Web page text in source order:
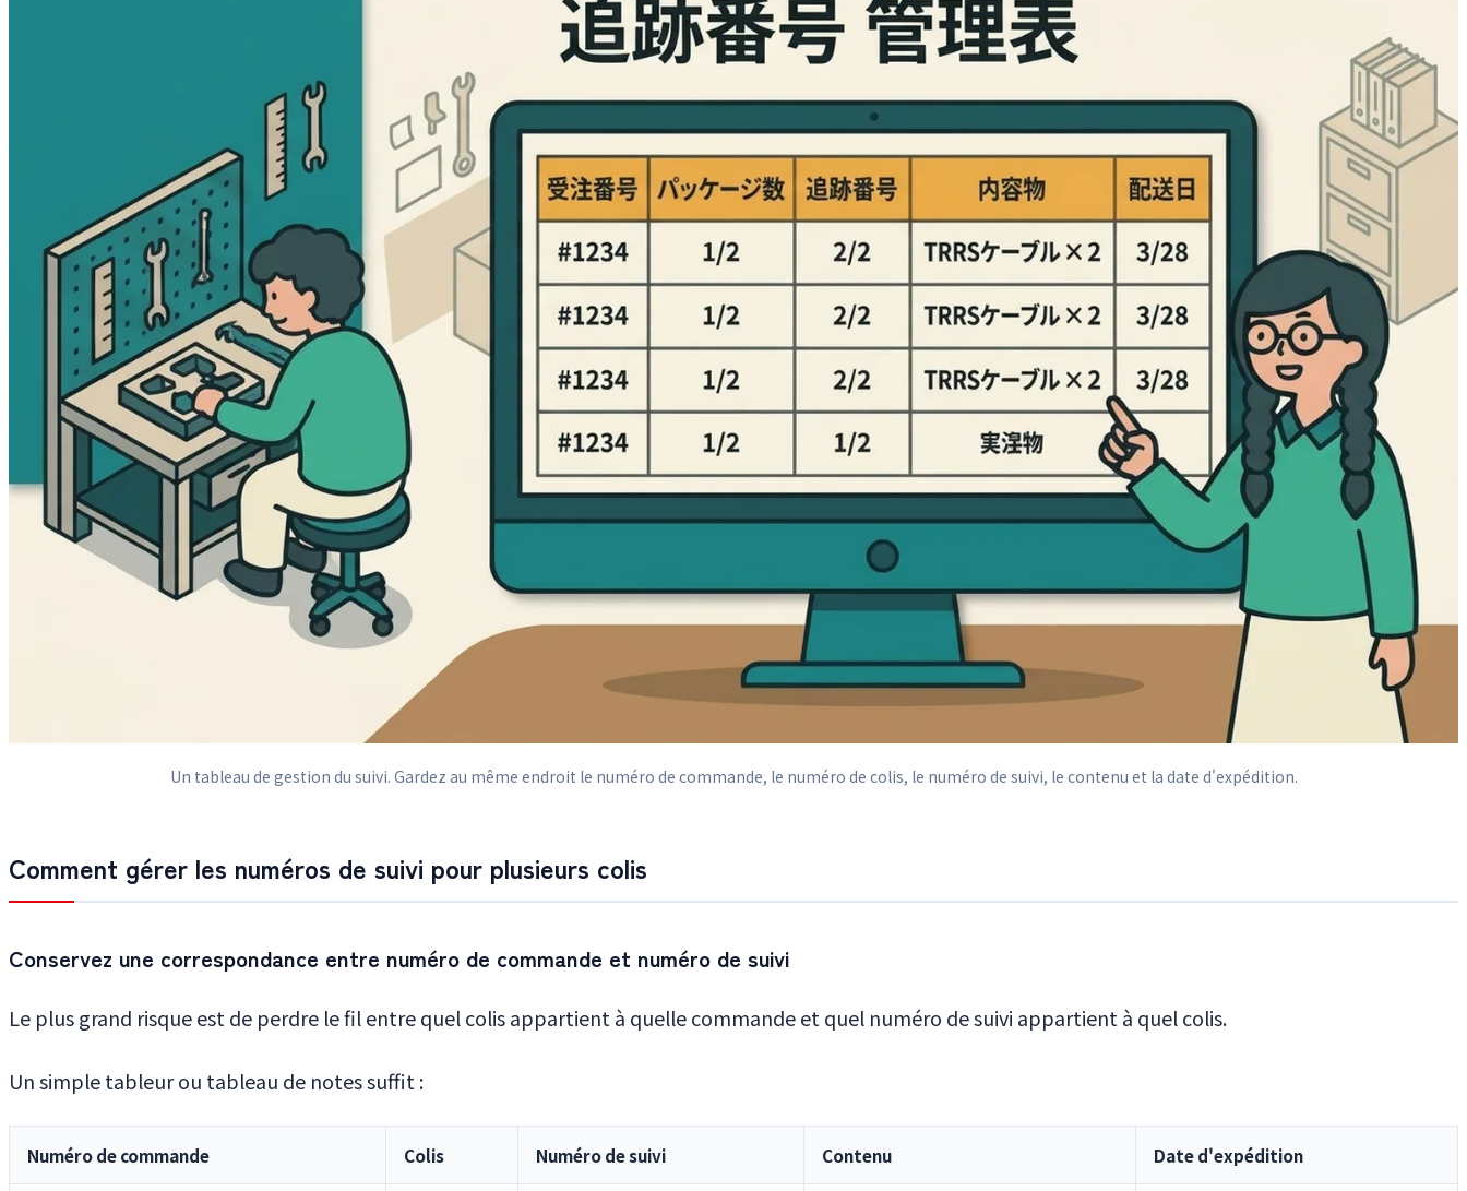
Un tableau de gestion du suivi. Gardez au même endroit le numéro de commande, le numéro de colis, le numéro de suivi, le contenu et la date d'expédition.
Comment gérer les numéros de suivi pour plusieurs colis
Conservez une correspondance entre numéro de commande et numéro de suivi
Le plus grand risque est de perdre le fil entre quel colis appartient à quelle commande et quel numéro de suivi appartient à quel colis.
Un simple tableur ou tableau de notes suffit :
Numéro de commande Colis Numéro de suivi Contenu Date d'expédition